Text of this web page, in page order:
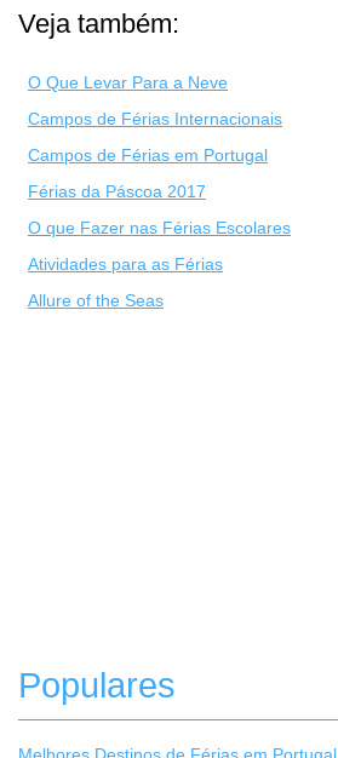
Veja também:
O Que Levar Para a Neve
Campos de Férias Internacionais
Campos de Férias em Portugal
Férias da Páscoa 2017
O que Fazer nas Férias Escolares
Atividades para as Férias
Allure of the Seas
Populares